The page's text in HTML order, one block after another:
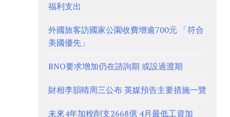
福利支出
外國旅客訪國家公園收費增逾700元 「符合
美國優先」
BNO要求增加仍在諮詢期 或設過渡期
財相李韻晴周三公布 英媒預告主要措施一覽
未來4年加稅削支2668億 4月最低工資加